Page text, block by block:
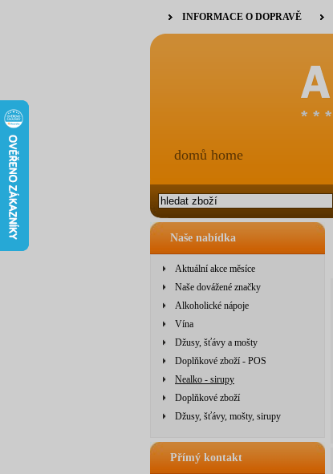
Naše nabídka
Aktuální akce měsíce
Naše dovážené značky
Alkoholické nápoje
Vína
Džusy, šťávy a mošty
Doplňkové zboží - POS
Nealko - sirupy
Doplňkové zboží
Džusy, šťávy, mošty, sirupy
Přímý kontakt
INFORMACE O DOPRAVĚ
domů home